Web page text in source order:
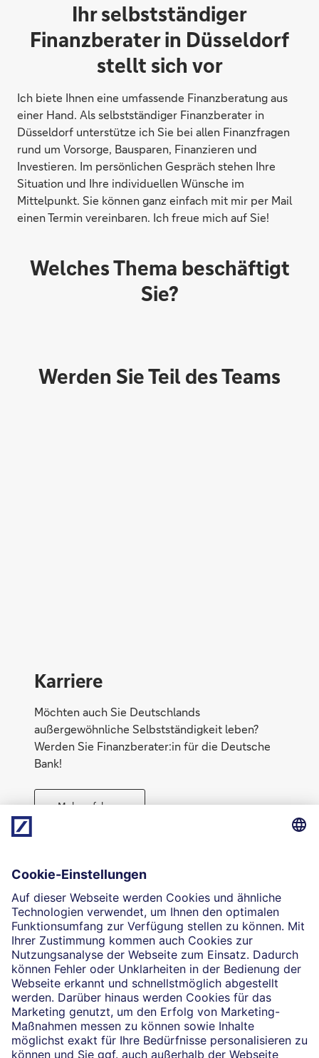
Ihr selbstständiger
Finanzberater in Düsseldorf
stellt sich vor
Ich biete Ihnen eine umfassende Finanzberatung aus
einer Hand. Als selbstständiger Finanzberater in
Düsseldorf unterstütze ich Sie bei allen Finanzfragen
rund um Vorsorge, Bausparen, Finanzieren und
Investieren. Im persönlichen Gespräch stehen Ihre
Situation und Ihre individuellen Wünsche im
Mittelpunkt. Sie können ganz einfach mit mir per Mail
einen Termin vereinbaren. Ich freue mich auf Sie!
Welches Thema beschäftigt
Sie?
Direktabschluss möglich
Geld anlegen
Werden Sie Teil des Teams
Karriere
Möchten auch Sie Deutschlands
außergewöhnliche Selbstständigkeit leben?
Werden Sie Finanzberater:in für die Deutsche
Bank!
Mehr erfahren
Die selbstständigen Finanzberater:innen beraten in
Finanzgeschäften, die sie für die Deutsche Bank AG
vermitteln dürfen. Das Einverständnis zu den dabei
vermittelten Verträgen sowie in diesem
Zusammenhang erforderliche Erklärungen werden
stets rechtsverbindlich nur durch die Deutsche Bank
AG oder durch die mit ihr kooperierenden
Produktpartner gegeben.